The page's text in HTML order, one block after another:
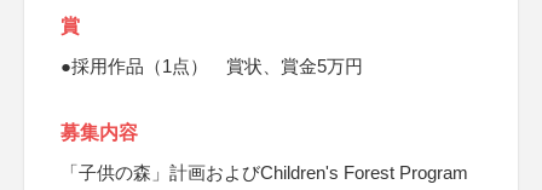
賞
●採用作品（1点） 賞状、賞金5万円
募集内容
「子供の森」計画およびChildren's Forest Program